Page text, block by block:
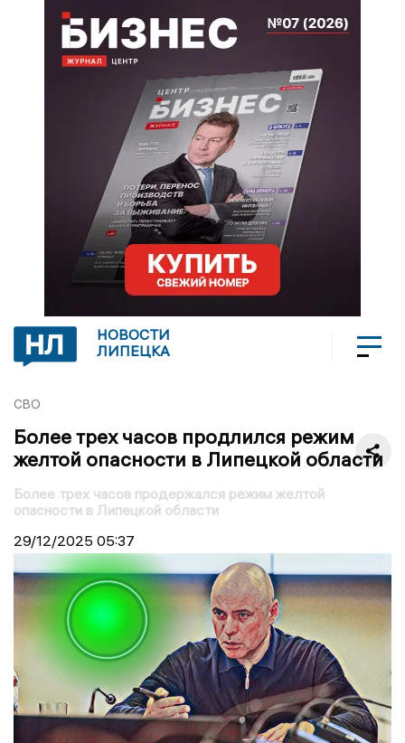
НОВОСТИ
ЛИПЕЦКА
СВО
Более трех часов продлился режим
желтой опасности в Липецкой области
Более трех часов продержался режим желтой
опасности в Липецкой области
29/12/2025 05:37